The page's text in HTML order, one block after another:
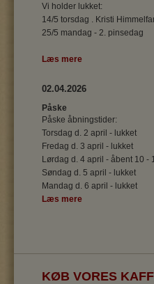
Vi holder lukket:
14/5 torsdag . Kristi
25/5 mandag - 2. pinsedag
Læs mere
02.04.2026
Påske
Påske åbningstider:
Torsdag d. 2 april - lukket
Fredag d. 3 april - lukket
Lørdag d. 4 april - åbent 10 -
Søndag d. 5 april - lukket
Mandag d. 6 april - lukket
Læs mere
KØB VORES